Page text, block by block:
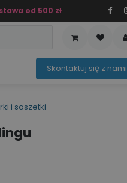
od 500 zł
SEZONOWASko​ntaktuj ​​​​się z nami​​​​
i saszetki